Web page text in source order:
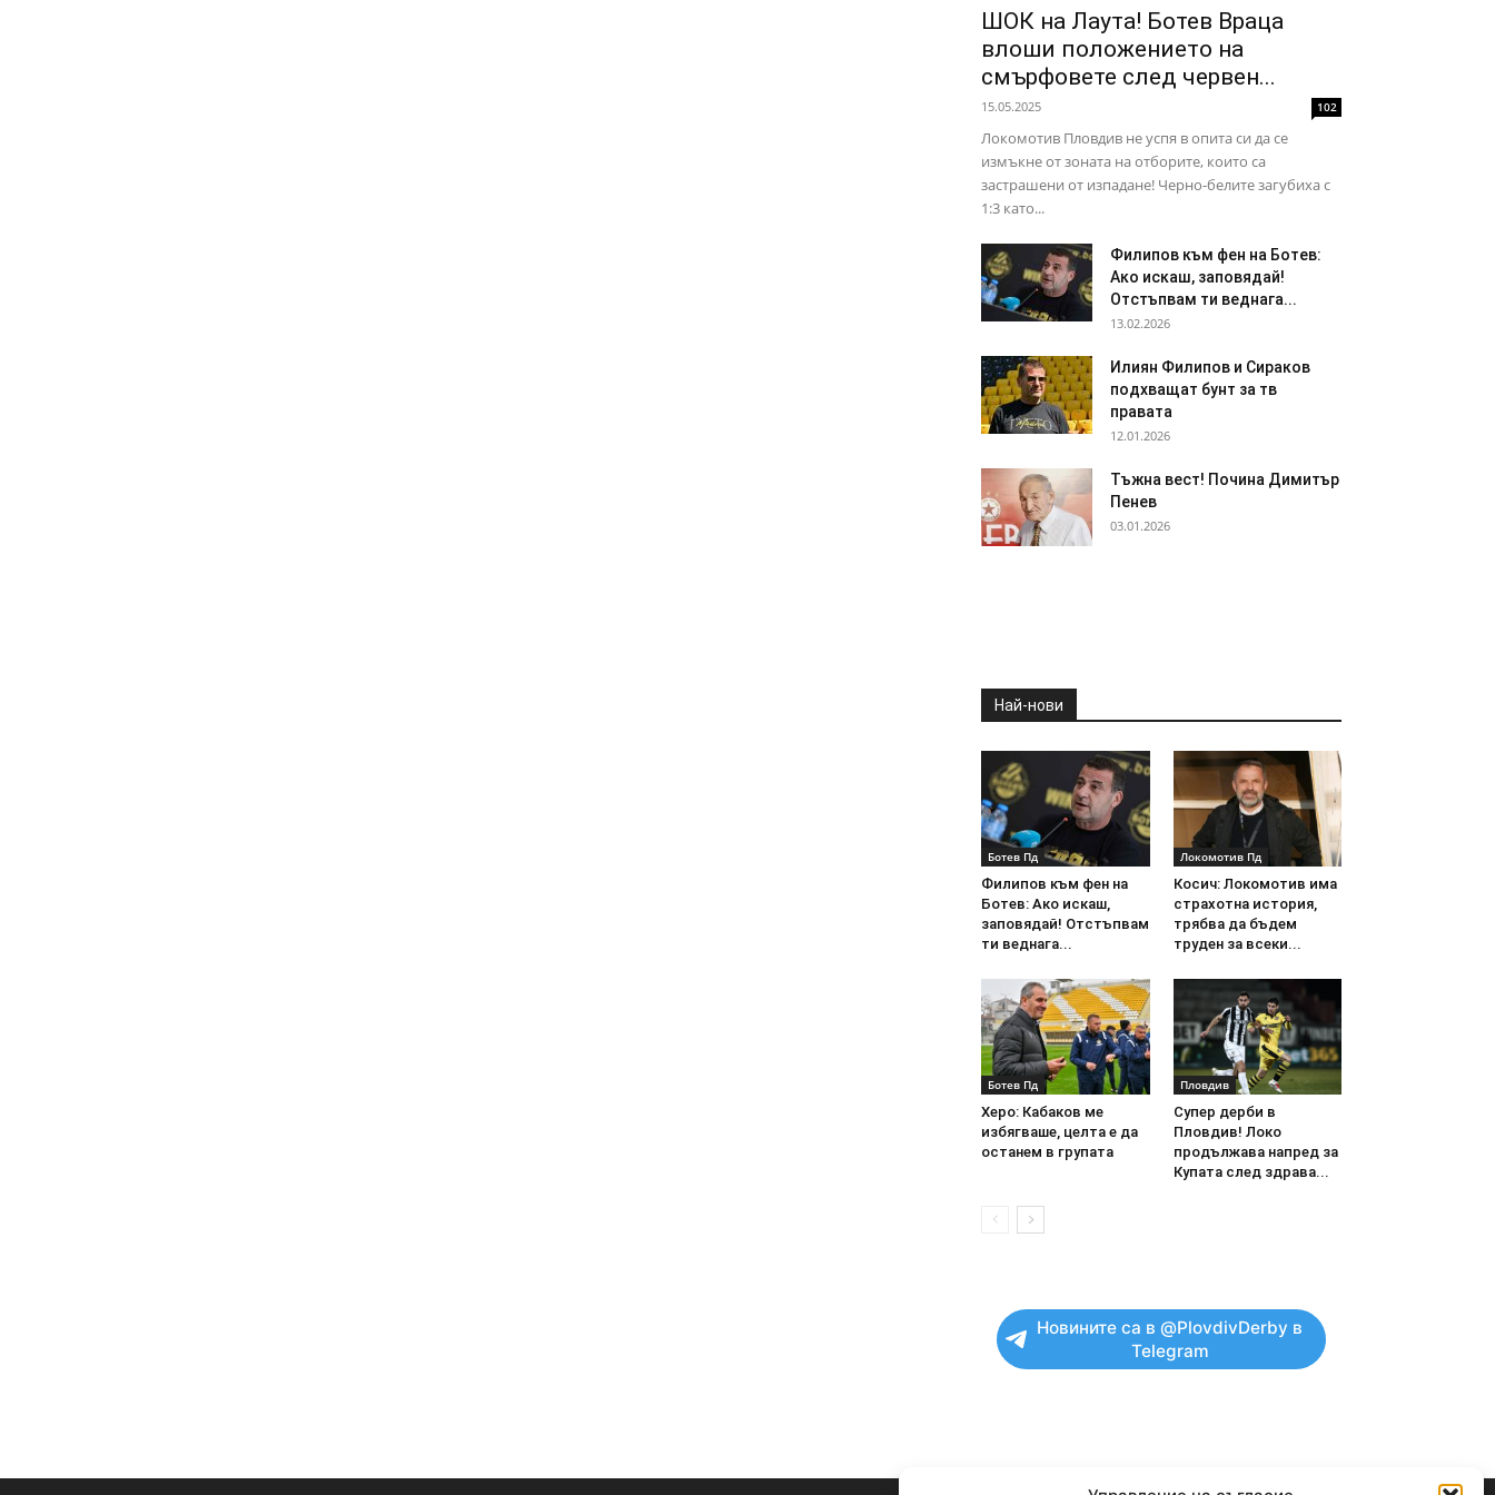
ШОК на Лаута! Ботев Враца
влоши положението на
смърфовете след червен...
15.05.2025 102
Локомотив Пловдив не успя в опита си да се
измъкне от зоната на отборите, които са
застрашени от изпадане! Черно-белите загубиха с
1:3 като...
Филипов към фен на Ботев:
Ако искаш, заповядай!
Отстъпвам ти веднага...
13.02.2026
Илиян Филипов и Сираков
подхващат бунт за тв
правата
12.01.2026
Тъжна вест! Почина Димитър
Пенев
03.01.2026
Най-нови
Ботев Пд
Филипов към фен на
Ботев: Ако искаш,
заповядай! Отстъпвам
ти веднага...
Локомотив Пд
Косич: Локомотив има
страхотна история,
трябва да бъдем
труден за всеки...
Ботев Пд
Херо: Кабаков ме
избягваше, целта е да
останем в групата
Пловдив
Супер дерби в
Пловдив! Локо
продължава напред за
Купата след здрава...
Новините са в @PlovdivDerby в
Telegram